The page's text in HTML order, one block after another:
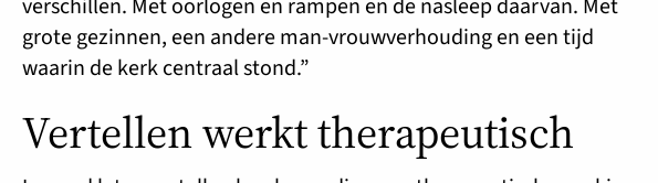
verschillen. Met oorlogen en rampen en de nasleep daarvan. Met
grote gezinnen, een andere man-vrouwverhouding en een tijd
waarin de kerk centraal stond.”
Vertellen werkt therapeutisch